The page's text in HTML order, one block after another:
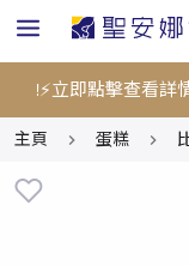
折!⚡立即點擊查看詳
主頁 蛋糕